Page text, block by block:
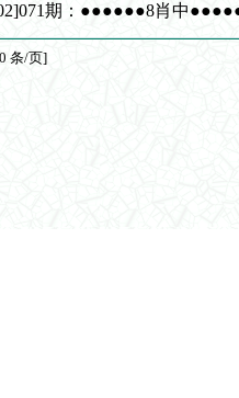
期：●●●●●●8肖中
条/页]